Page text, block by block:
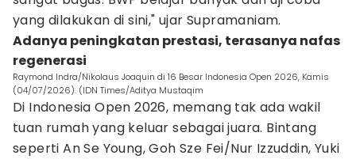
yang dilakukan di sini," ujar Supramaniam.
Adanya peningkatan prestasi, terasanya nafas
regenerasi
Raymond Indra/Nikolaus Joaquin di 16 Besar Indonesia Open 2026, Kamis
(04/07/2026). (IDN Times/Aditya Mustaqim
Di Indonesia Open 2026, memang tak ada wakil
tuan rumah yang keluar sebagai juara. Bintang
seperti An Se Young, Goh Sze Fei/Nur Izzuddin, Yuki